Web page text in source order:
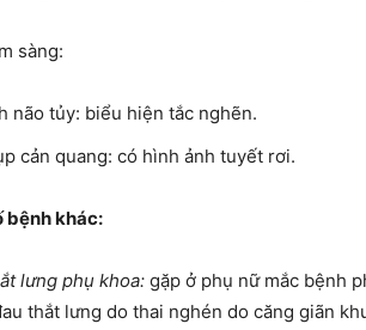
sàng:
não tủy: biểu hiện tắc nghẽn.
cản quang: có hình ảnh tuyết rơi.
bệnh khác:
lưng phụ khoa: gặp ở phụ nữ mắc bệnh
thắt lưng do thai nghén do căng giãn